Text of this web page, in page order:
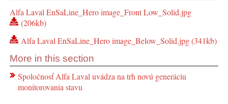
Alfa Laval EnSaLine_Hero image_Front Low_Solid.jpg
(206kb)
Alfa Laval EnSaLine_Hero image_Below_Solid.jpg (341kb)
More in this section
Spoločnosť Alfa Laval uvádza na trh novú generáciu
monitorovania stavu